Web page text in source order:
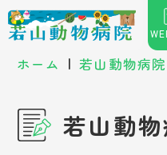
ホーム | 若山動物病
若山動